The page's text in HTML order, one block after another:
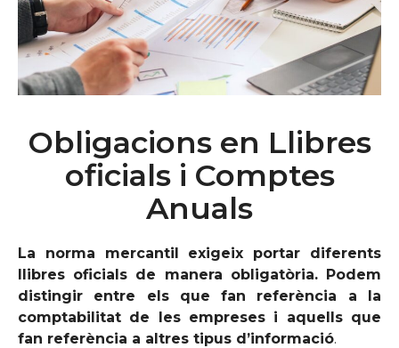
Obligacions en Llibres
oficials i Comptes
Anuals
La norma mercantil exigeix portar diferents
llibres oficials de manera obligatòria. Podem
distingir entre els que fan referència a la
comptabilitat de les empreses i aquells que
fan referència a altres tipus d’informació.